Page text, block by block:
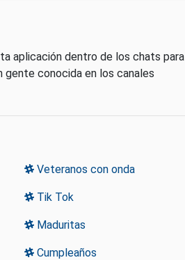
aplicación dentro de los chats para
gente conocida en los canales
Veteranos con onda
Tik Tok
Maduritas
Cumpleaños